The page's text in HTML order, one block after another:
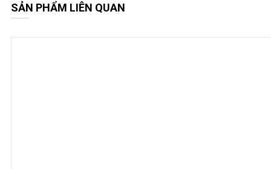
SẢN PHẨM LIÊN QUAN